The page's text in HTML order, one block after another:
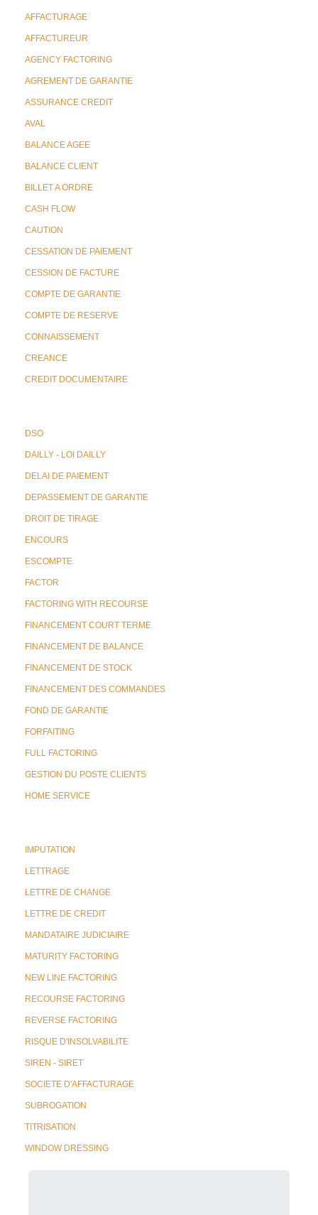
AFFACTURAGE
AFFACTUREUR
AGENCY FACTORING
AGREMENT DE GARANTIE
ASSURANCE CREDIT
AVAL
BALANCE AGEE
BALANCE CLIENT
BILLET A ORDRE
CASH FLOW
CAUTION
CESSATION DE PAIEMENT
CESSION DE FACTURE
COMPTE DE GARANTIE
COMPTE DE RESERVE
CONNAISSEMENT
CREANCE
CREDIT DOCUMENTAIRE
DSO
DAILLY - LOI DAILLY
DELAI DE PAIEMENT
DEPASSEMENT DE GARANTIE
DROIT DE TIRAGE
ENCOURS
ESCOMPTE
FACTOR
FACTORING WITH RECOURSE
FINANCEMENT COURT TERME
FINANCEMENT DE BALANCE
FINANCEMENT DE STOCK
FINANCEMENT DES COMMANDES
FOND DE GARANTIE
FORFAITING
FULL FACTORING
GESTION DU POSTE CLIENTS
HOME SERVICE
IMPUTATION
LETTRAGE
LETTRE DE CHANGE
LETTRE DE CREDIT
MANDATAIRE JUDICIAIRE
MATURITY FACTORING
NEW LINE FACTORING
RECOURSE FACTORING
REVERSE FACTORING
RISQUE D'INSOLVABILITE
SIREN - SIRET
SOCIETE D'AFFACTURAGE
SUBROGATION
TITRISATION
WINDOW DRESSING